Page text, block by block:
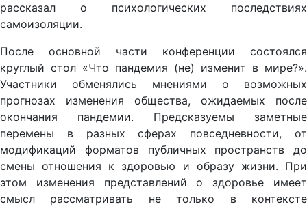
рассказал о психологических последствиях
самоизоляции.
После основной части конференции состоялся
круглый стол «Что пандемия (не) изменит в мире?».
Участники обменялись мнениями о возможных
прогнозах изменения общества, ожидаемых после
окончания пандемии. Предсказуемы заметные
перемены в разных сферах повседневности, от
модификаций форматов публичных пространств до
смены отношения к здоровью и образу жизни. При
этом изменения представлений о здоровье имеет
смысл рассматривать не только в контексте